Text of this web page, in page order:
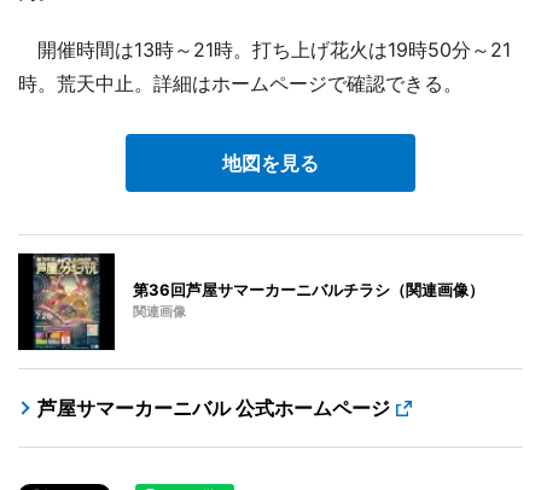
開催時間は13時～21時。打ち上げ花火は19時50分～21
時。荒天中止。詳細はホームページで確認できる。
地図を見る
第36回芦屋サマーカーニバルチラシ（関連画像）
関連画像
芦屋サマーカーニバル 公式ホームページ